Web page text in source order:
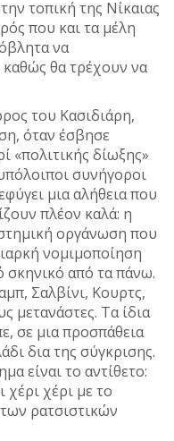
τοπική της Νίκαιας
που και τα μέλη
να
καθώς θα τρέχουν να
του Κασιδιάρη,
όταν έσβησε
«πολιτικής δίωξης»
συνήγοροι
μια αλήθεια που
πλέον καλά: η
οργάνωση που
νομιμοποίηση
σκηνικό από τα πάνω.
Σαλβίνι, Κουρτς,
μετανάστες. Τα ίδια
σε μια προσπάθεια
δια της σύγκρισης.
είναι το αντίθετο:
χέρι με το
ρατσιστικών